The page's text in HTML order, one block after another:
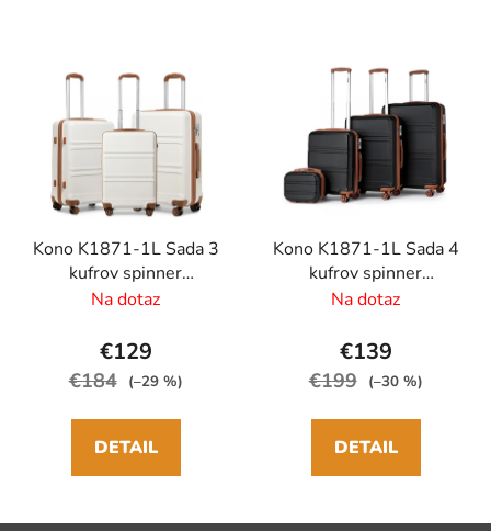
Kono K1871-1L Sada 3
kufrov spinner
52/65/75cm Béžová
Na dotaz
€129
€184 (–29 %)
DETAIL
Kono K1871-1L Sada 4
kufrov spinner
21/52/65/75cm
Na dotaz
€139
€199 (–30 %)
DETAIL